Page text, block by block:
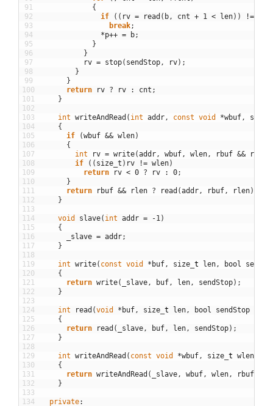
91
92
93
94
95
96
97
98
99
100
101
102
103
104
105
106
107
108
109
110
111
112
113
114
115
116
117
118
119
120
121
122
123
124
125
126
127
128
129
130
131
132
133
134
{
if
( ( rv = read ( b , cnt + 1 < len) ) !=
break;
*p++ = b;
}
}
rv = stop( sendStop , rv) ;
}
}
return
rv ? rv : cnt ;
}
int writeAndRead ( int addr , const void *wbuf , size
{
if
(wbuf && wlen)
{
int
rv = write(addr , wbuf , wlen , rbuf && rlen
if
( ( size_t ) rv != wlen)
return
rv < 0 ? rv : 0;
}
return
rbuf && rlen ? read (addr , rbuf , rlen)
}
void slave( int addr = -1 )
{
_slave = addr;
}
int write( const void * buf , size t len , bool
{
return write( _slave , buf , len , sendStop) ;
}
int read (void * buf , size t len , bool sendStop
{
return
read ( _slave , buf , len , sendStop) ;
}
int writeAndRead ( const void *wbuf , size t wlen
{
return writeAndRead ( _slave , wbuf , wlen , rbuf
}
private: